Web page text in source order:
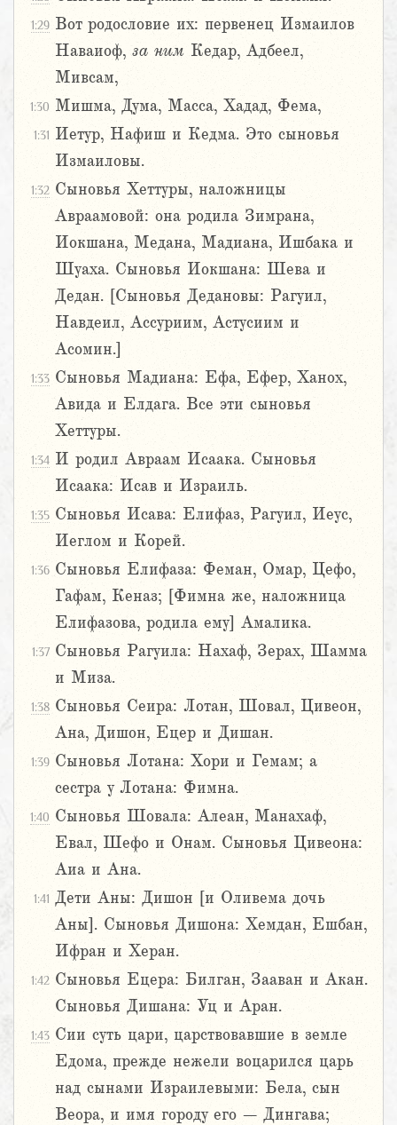
1:29 Вот родословие их: первенец Измаилов
Наваиоф, за ним Кедар, Адбеел,
Мивсам,
1:30 Мишма, Дума, Масса, Хадад, Фема,
1:31 Иетур, Нафиш и Кедма. Это сыновья
Измаиловы.
1:32 Сыновья Хеттуры, наложницы
Авраамовой: она родила Зимрана,
Иокшана, Медана, Мадиана, Ишбака и
Шуаха. Сыновья Иокшана: Шева и
Дедан. [Сыновья Дедановы: Рагуил,
Навдеил, Ассуриим, Астусиим и
Асомин.]
1:33 Сыновья Мадиана: Ефа, Ефер, Ханох,
Авида и Елдага. Все эти сыновья
Хеттуры.
1:34 И родил Авраам Исаака. Сыновья
Исаака: Исав и Израиль.
1:35 Сыновья Исава: Елифаз, Рагуил, Иеус,
Иеглом и Корей.
1:36 Сыновья Елифаза: Феман, Омар, Цефо,
Гафам, Кеназ; [Фимна же, наложница
Елифазова, родила ему] Амалика.
1:37 Сыновья Рагуила: Нахаф, Зерах, Шамма
и Миза.
1:38 Сыновья Сеира: Лотан, Шовал, Цивеон,
Ана, Дишон, Ецер и Дишан.
1:39 Сыновья Лотана: Хори и Гемам; а
сестра у Лотана: Фимна.
1:40 Сыновья Шовала: Алеан, Манахаф,
Евал, Шефо и Онам. Сыновья Цивеона:
Аиа и Ана.
1:41 Дети Аны: Дишон [и Оливема дочь
Аны]. Сыновья Дишона: Хемдан, Ешбан,
Ифран и Херан.
1:42 Сыновья Ецера: Билган, Зааван и Акан.
Сыновья Дишана: Уц и Аран.
1:43 Сии суть цари, царствовавшие в земле
Едома, прежде нежели воцарился царь
над сынами Израилевыми: Бела, сын
Веора, и имя городу его – Дингава;